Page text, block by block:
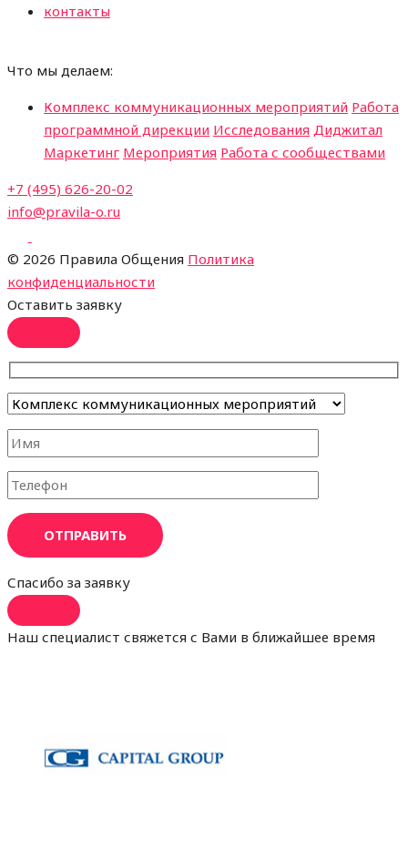
контакты
Что мы делаем:
Комплекс коммуникационных мероприятий Работа
программной дирекции Исследования Диджитал
Маркетинг Мероприятия Работа с сообществами
+7 (495) 626-20-02
info@pravila-o.ru
© 2026 Правила Общения Политика
конфиденциальности
Оставить заявку
ОТПРАВИТЬ
Спасибо за заявку
Наш специалист свяжется с Вами в ближайшее время